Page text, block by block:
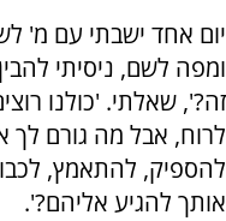
יום אחד ישבתי עם מ'
ומפה לשם, ניסיתי
זה?', שאלתי. 'כולנו
לרוח, אבל מה גורם לך
להספיק, להתאמץ,
אותך להגיע אליהם?'.